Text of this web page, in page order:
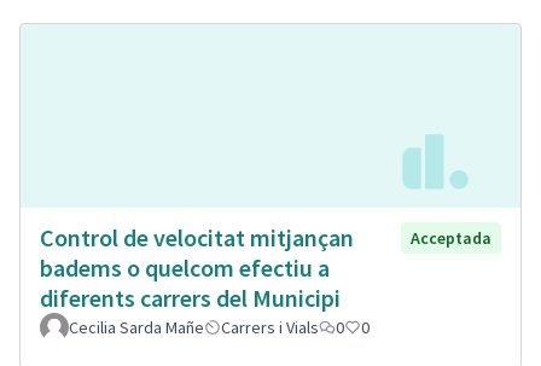
Control de velocitat mitjançan
badems o quelcom efectiu a
diferents carrers del Municipi
Acceptada
Cecilia Sarda Mañe Carrers i Vials 0 0